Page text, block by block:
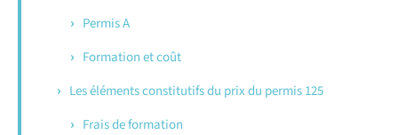
Permis A
Formation et coût
Les éléments constitutifs du prix du permis 125
Frais de formation